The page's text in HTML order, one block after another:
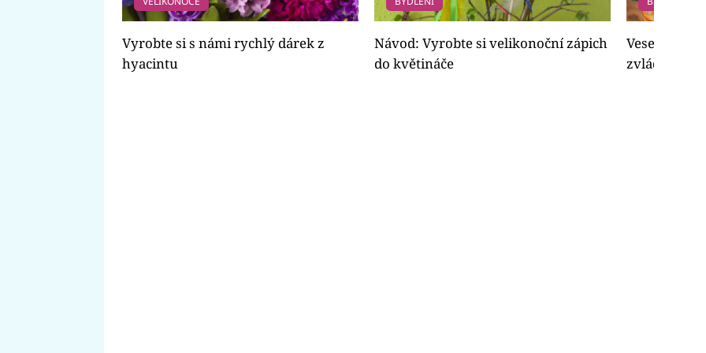
Vyrobte si s námi rychlý dárek z
hyacintu
Návod: Vyrobte si velikonoční zápich
do květináče
Veselá
zvládnou i